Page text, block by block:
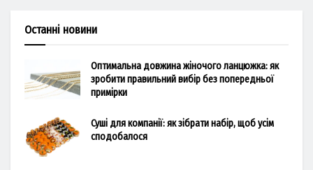
Останні новини
Оптимальна довжина жіночого ланцюжка: як
зробити правильний вибір без попередньої
примірки
Суші для компанії: як зібрати набір, щоб усім
сподобалося